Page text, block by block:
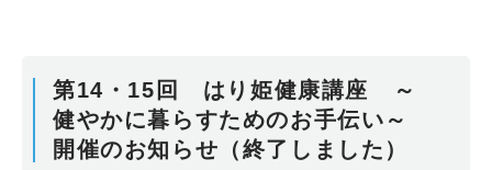
第14・15回 はり姫健康講座 ～
健やかに暮らすためのお手伝い～
開催のお知らせ（終了しました）